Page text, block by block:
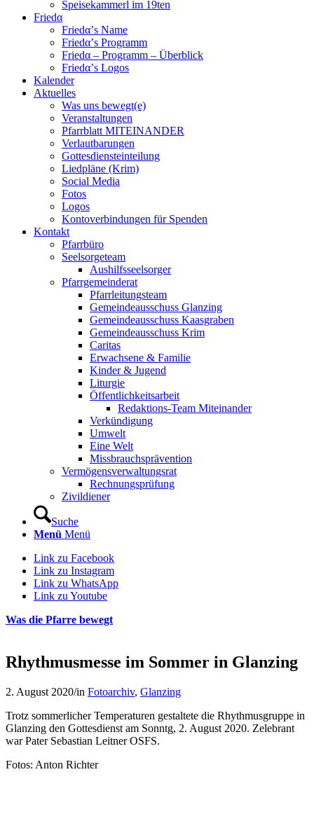
Speisekammerl im 19ten
Friedα
Friedα’s Name
Friedα’s Programm
Friedα – Programm – Überblick
Friedα’s Logos
Kalender
Aktuelles
Was uns bewegt(e)
Veranstaltungen
Pfarrblatt MITEINANDER
Verlautbarungen
Gottesdiensteinteilung
Liedpläne (Krim)
Social Media
Fotos
Logos
Kontoverbindungen für Spenden
Kontakt
Pfarrbüro
Seelsorgeteam
Aushilfsseelsorger
Pfarrgemeinderat
Pfarrleitungsteam
Gemeindeausschuss Glanzing
Gemeindeausschuss Kaasgraben
Gemeindeausschuss Krim
Caritas
Erwachsene & Familie
Kinder & Jugend
Liturgie
Öffentlichkeitsarbeit
Redaktions-Team Miteinander
Verkündigung
Umwelt
Eine Welt
Missbrauchsprävention
Vermögensverwaltungsrat
Rechnungsprüfung
Zivildiener
Suche
Menü Menü
Link zu Facebook
Link zu Instagram
Link zu WhatsApp
Link zu Youtube
Was die Pfarre bewegt
Rhythmusmesse im Sommer in Glanzing
2. August 2020/in Fotoarchiv, Glanzing
Trotz sommerlicher Temperaturen gestaltete die Rhythmusgruppe in
Glanzing den Gottesdienst am Sonntg, 2. August 2020. Zelebrant
war Pater Sebastian Leitner OSFS.
Fotos: Anton Richter